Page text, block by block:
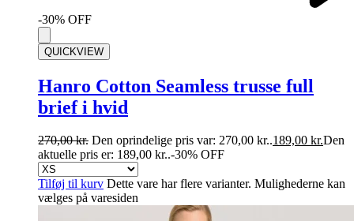
-30% OFF
QUICKVIEW
Hanro Cotton Seamless trusse full
brief i hvid
270,00kr. Den oprindelige pris var: 270,00 kr..189,00 kr.Den
aktuelle pris er: 189,00 kr..-30% OFF
Tilføj til kurv Dette vare har flere varianter. Mulighederne kan
vælges på varesiden